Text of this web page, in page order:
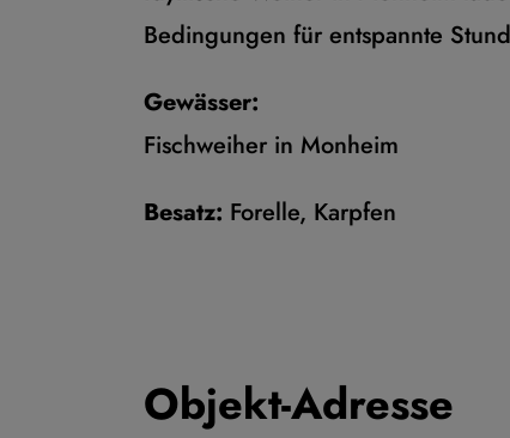
Bedingungen für entspannte
Gewässer:
Fischweiher in Monheim
Besatz: Forelle, Karpfen
Objekt-Adresse